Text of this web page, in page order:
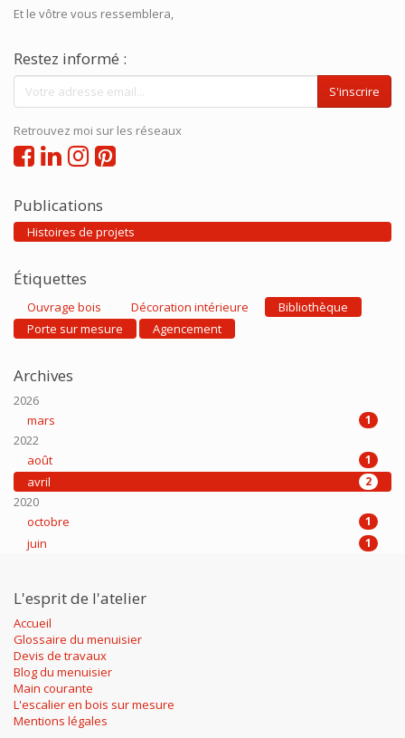
Et le vôtre vous ressemblera,
Restez informé :
S'inscrire
Retrouvez moi sur les réseaux
Publications
Histoires de projets
Étiquettes
Ouvrage bois Décoration intérieure
Bibliothèque
Porte sur mesure
Agencement
Archives
2026
mars
1
2022
août
1
avril 2
2020
octobre
1
juin 1
L'esprit de l'atelier
Accueil
Glossaire du menuisier
Devis de travaux
Blog du menuisier
Main courante
L'escalier en bois sur mesure
Mentions légales